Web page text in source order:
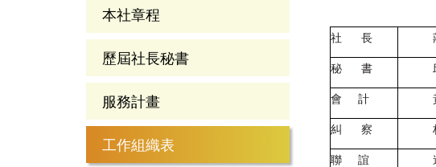
本社章程
歷屆社長秘書
服務計畫
工作組織表
社 長
秘 書
會 計
糾 察
聯 誼